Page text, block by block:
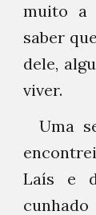
muito a
saber
dele,
viver.
Uma
Laís e